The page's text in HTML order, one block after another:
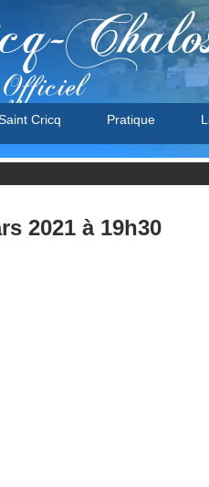
Cricq Pratique
2021 à 19h30